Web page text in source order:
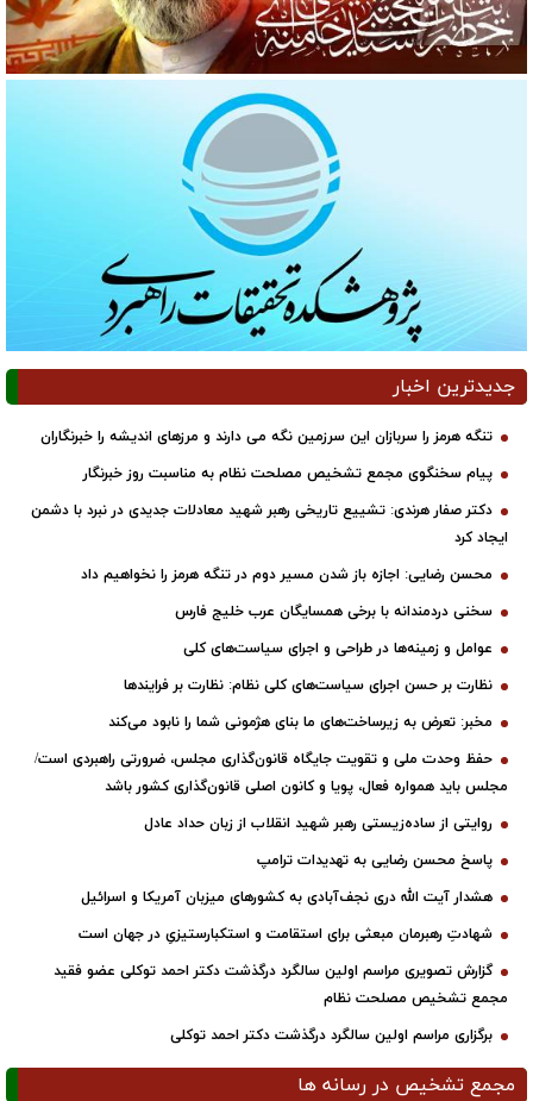
جدیدترین اخبار
تنگه هرمز را سربازان این سرزمین نگه می دارند و مرزهای اندیشه را خبرنگاران
پیام سخنگوی مجمع تشخیص مصلحت نظام به مناسبت روز خبرنگار
دکتر صفار هرندی: تشییع تاریخی رهبر شهید معادلات جدیدی در نبرد با دشمن
ایجاد کرد
محسن رضایی: اجازه باز شدن مسیر دوم در تنگه هرمز را نخواهیم داد
سخنی دردمندانه با برخی همسایگان عرب خلیج فارس
عوامل و زمینه‌ها در طراحی و اجرای سیاست‌های کلی
نظارت بر حسن اجرای سیاست‌های کلی نظام: نظارت بر فرایندها
مخبر: تعرض به زیرساخت‌های ما بنای هژمونی شما را نابود می‌کند
حفظ وحدت ملی و تقویت جایگاه قانون‌گذاری مجلس، ضرورتی راهبردی است/
مجلس باید همواره فعال، پویا و کانون اصلی قانون‌گذاری کشور باشد
روایتی از ساده‌زیستی رهبر شهید انقلاب از زبان حداد عادل
پاسخ محسن رضایی به تهدیدات ترامپ
هشدار آیت الله دری نجف‌آبادی به کشورهای میزبان آمریکا و اسرائیل
شهادتِ رهبرمان مبعثی برای استقامت و استکبارستیزیِ در جهان است
گزارش تصویری مراسم اولین سالگرد درگذشت دکتر احمد توکلی عضو فقید
مجمع تشخیص مصلحت نظام
برگزاری مراسم اولین سالگرد درگذشت دکتر احمد توکلی
مجمع تشخیص در رسانه ها